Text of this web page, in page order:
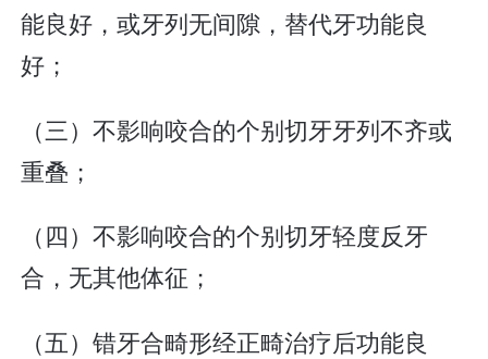
能良好，或牙列无间隙，替代牙功能良
好；
（三）不影响咬合的个别切牙牙列不齐或
重叠；
（四）不影响咬合的个别切牙轻度反牙
合，无其他体征；
（五）错牙合畸形经正畸治疗后功能良